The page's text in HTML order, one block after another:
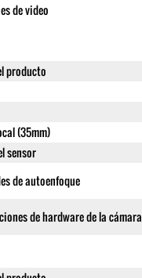
de video
producto
(35mm)
sensor
de autoenfoque
de hardware de la cámara